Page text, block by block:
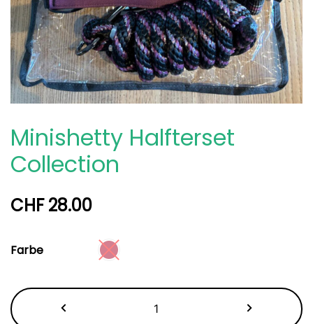
Minishetty Halfterset
Collection
CHF28.00
Farbe
Halfterset